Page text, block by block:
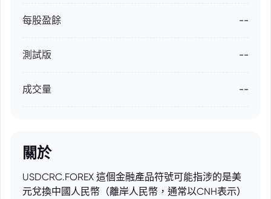
每股盈餘 --
測試版 --
成交量 --
關於
USDCRC.FOREX 這個金融產品符號可能指涉的是美
元兌換中國人民幣（離岸人民幣，通常以CNH表示）